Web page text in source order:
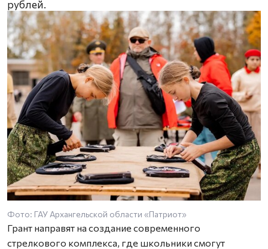
рублей.
Фото: ГАУ Архангельской области «Патриот»
Грант направят на создание современного
стрелкового комплекса, где школьники смогут